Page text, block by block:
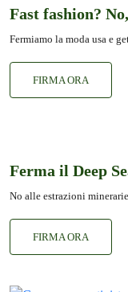
Fast fashion?
Fermiamo la moda usa e
FIRMA ORA
Ferma il Deep
No alle estrazioni
FIRMA ORA